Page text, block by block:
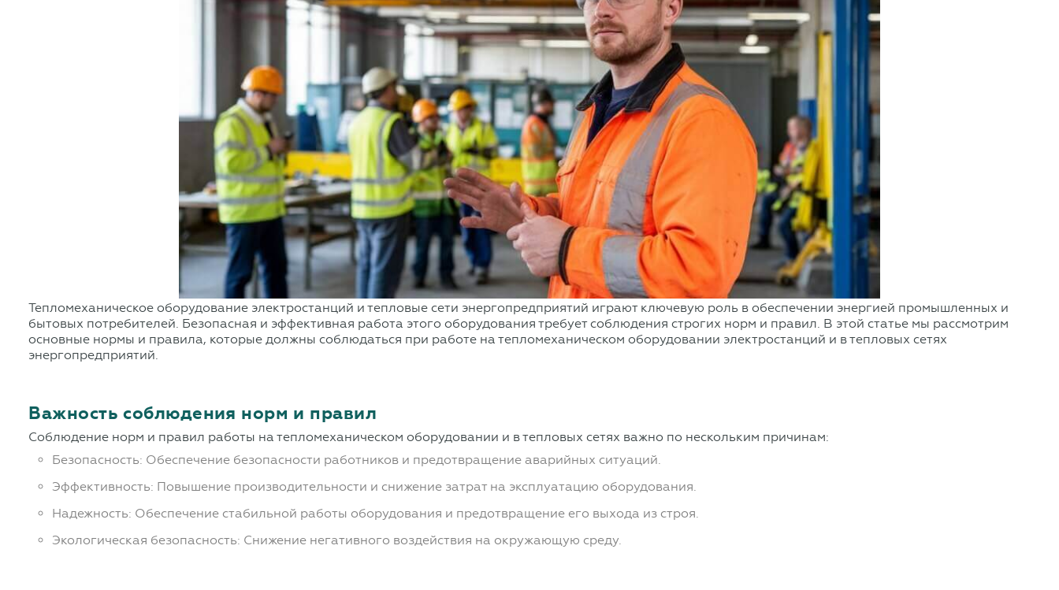
Тепломеханическое оборудование электростанций и тепловые сети энергопредприятий играют ключевую роль в обеспечении энергией промышленных и
бытовых потребителей. Безопасная и эффективная работа этого оборудования требует соблюдения строгих норм и правил. В этой статье мы рассмотрим
основные нормы и правила, которые должны соблюдаться при работе на тепломеханическом оборудовании электростанций и в тепловых сетях
энергопредприятий.
Важность соблюдения норм и правил
Соблюдение норм и правил работы на тепломеханическом оборудовании и в тепловых сетях важно по нескольким причинам:
Безопасность: Обеспечение безопасности работников и предотвращение аварийных ситуаций.
Эффективность: Повышение производительности и снижение затрат на эксплуатацию оборудования.
Надежность: Обеспечение стабильной работы оборудования и предотвращение его выхода из строя.
Экологическая безопасность: Снижение негативного воздействия на окружающую среду.